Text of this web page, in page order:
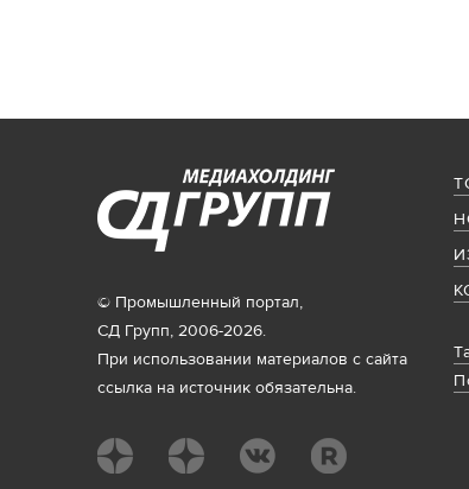
© Промышленный портал,
СД Групп, 2006-2026.
При использовании материалов с сайта
ссылка на источник обязательна.